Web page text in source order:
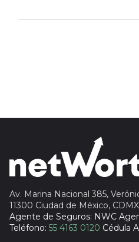
Insignia
Av. Marina Nacional 385,
11300 Ciudad de México, CDMX
Agente de Seguros: NWC
Teléfono: 55 4163 0120 Cédula